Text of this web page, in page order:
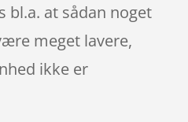
bl.a. at sådan noget
meget lavere,
ikke er